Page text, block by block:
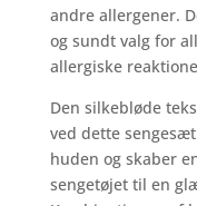
andre allergener.
og sundt valg for
allergiske
Den silkebløde
ved dette
huden og skaber
sengetøjet til en